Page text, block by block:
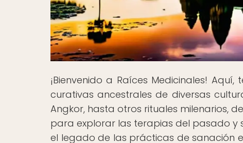
¡Bienvenido a Raíces Medicinales!
curativas ancestrales de diversas
Angkor, hasta otros rituales milenarios,
para explorar las terapias del pasado y
el legado de las prácticas de sanación